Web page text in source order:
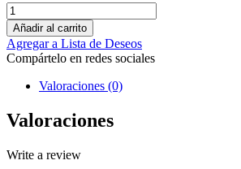
Añadir al carrito
Agregar a Lista de Deseos
Compártelo en redes sociales
Valoraciones (0)
Valoraciones
Write a review